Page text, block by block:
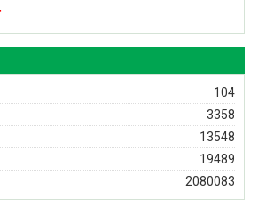
104
3358
13548
19489
2080083